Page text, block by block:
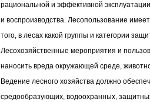
рациональной и эффективной
и воспроизводства. Лесопользование
того, в лесах какой группы и категории
Лесохозяйственные мероприятия и
наносить вреда окружающей среде,
Ведение лесного хозяйства должно
средообразующих, водоохранных,